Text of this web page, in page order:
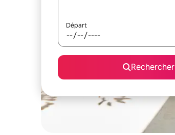
Départ
Rechercher